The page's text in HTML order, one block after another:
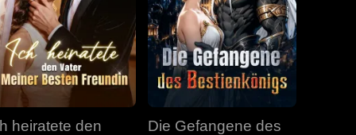
Folge 37 Folge 38 Folge 39
Folge 40
heiratete den
Die Gefangene des